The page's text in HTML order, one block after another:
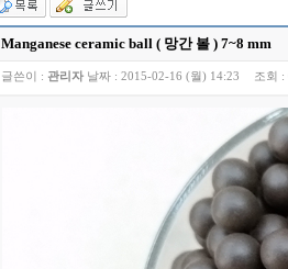
Manganese ceramic ball ( 망간 볼 ) 7~8 mm
글쓴이 : 관리자 날짜 : 2015-02-16 (월) 14:23 조회 :